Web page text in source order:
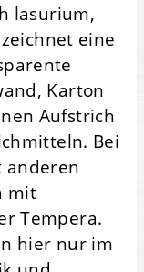
lasurium,
eine
Karton
Aufstrich
Bei
anderen
mit
Tempera.
hier nur im